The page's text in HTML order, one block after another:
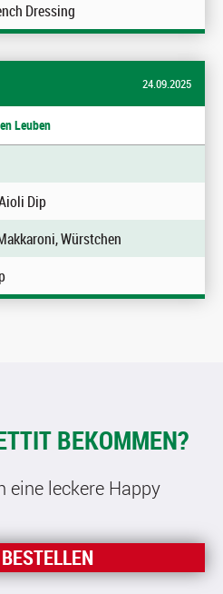
Dressing
24.09.2025
Leuben
Dip
Würstchen
BEKOMMEN?
eine leckere Happy